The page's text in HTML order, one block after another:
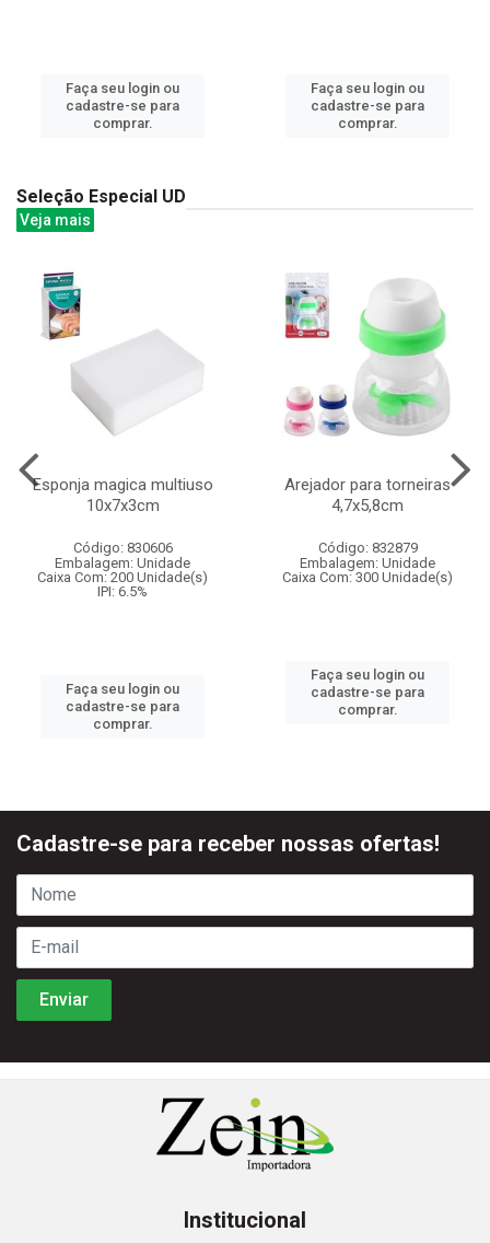
Faça seu login ou
cadastre-se para
comprar.
Faça seu login ou
cadastre-se para
comprar.
Seleção Especial UD
Veja mais
Esponja magica multiuso
10x7x3cm
Código: 830606
Embalagem: Unidade
Caixa Com: 200 Unidade(s)
IPI: 6.5%
Faça seu login ou
cadastre-se para
comprar.
Arejador para torneiras
4,7x5,8cm
Código: 832879
Embalagem: Unidade
Caixa Com: 300 Unidade(s)
Faça seu login ou
cadastre-se para
comprar.
Cadastre-se para receber nossas ofertas!
Institucional